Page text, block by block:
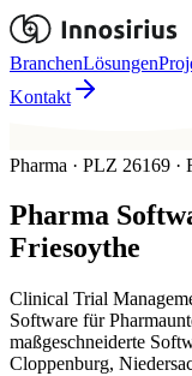
BranchenLösungen
Kontakt
Pharma · PLZ 26169 ·
Pharma
Friesoythe
Clinical Trial
Software für
maßgeschneiderte
Cloppenburg,